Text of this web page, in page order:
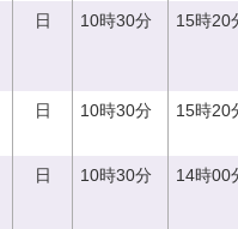
日 10時30分 15時20
日 10時30分 15時20
日 10時30分 14時00